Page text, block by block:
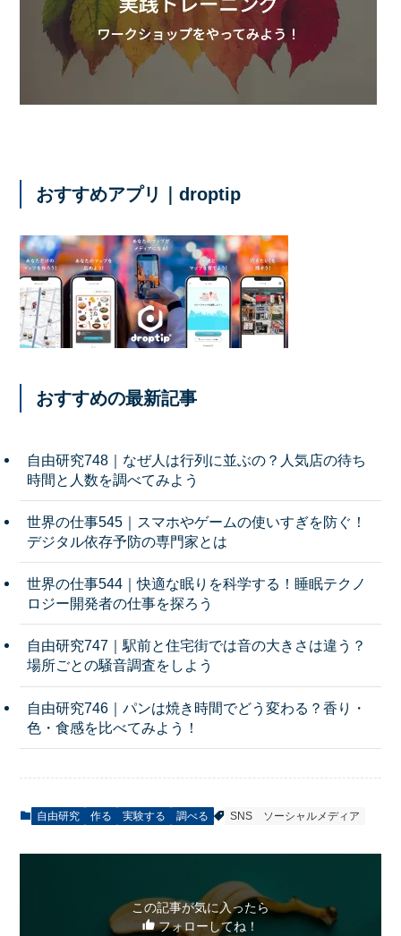
おすすめアプリ｜droptip
おすすめの最新記事
自由研究748｜なぜ人は行列に並ぶの？人気店の待ち
時間と人数を調べてみよう
世界の仕事545｜スマホやゲームの使いすぎを防ぐ！
デジタル依存予防の専門家とは
世界の仕事544｜快適な眠りを科学する！睡眠テクノ
ロジー開発者の仕事を探ろう
自由研究747｜駅前と住宅街では音の大きさは違う？
場所ごとの騒音調査をしよう
自由研究746｜パンは焼き時間でどう変わる？香り・
色・食感を比べてみよう！
自由研究 作る 実験する 調べる SNS ソーシャルメディア
この記事が気に入ったら
フォローしてね！